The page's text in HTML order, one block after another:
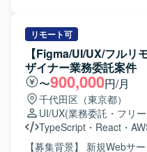
用・保守から改修まで幅広
ルスタックなスキルを活
活用した開発スタイルを実
ンドを取り入れながらスキ
術的負債の解消やアーキテ
術的な改善提案にも携わることがで
PythonおよびReactを用い
となります。AWS上の
成となります。Git/GitHub
ザーストーリー定義、業
用いた画面設計まで一連
また、要件整理や仕様策定
携、実装後の動作確認およ
一貫してご対応いただきま
た機能検討や、関係者との
す。 【求める人物像】 ユーザー視点を強く持ち、業務フロ
ーや情報設計を論理的に整
多様なステークホルダー
リモート可
【Figma/UI/UX/フルリ
ザイナー業務委託案件
〜900,000円/月
千代田区（東京都）
UI/UX(業務委託・フリ
TypeScript ・ React ・
【募集背景】 新規Webサ